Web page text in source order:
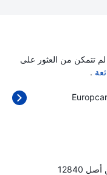
لم تتمكن من العثور على
.
Europcar